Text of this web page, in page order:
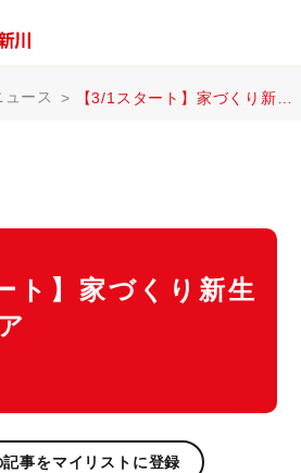
ース 【3/1スタート】家づくり新生活応援フェア
ト】家づくり新生
記事をマイリストに登録